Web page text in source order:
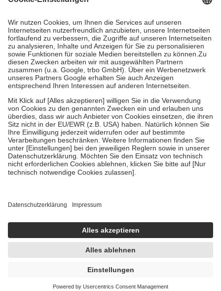
Kosten dafür, der Versicherte trägt einen Teil davon als Zuzahlung
Grundsätzlich leisten Mitglieder Zuzahlungen in Höhe von zehn
Prozent des Abgabepreises,mindestens jedochfünf Euround
höchstens zehn Euro.Es sind jedoch nie mehr als die tatsächlichen
Kosten der Leistung zu entrichten.
Diese Regeln gelten grundsätzlich auch für Online-Apotheken.
Bei Heilmitteln und häuslicher Krankenpflege beträgt die
Zuzahlung zehn Prozent der Kosten sowie zehn Euro je
Verordnung.
Um das Engagement der Versicherten für ihre eigene Gesundheit zu
stärken und die besondere Stellung der Familie zu unterstützen,
fallenkeine Zuzahlungenan bei:
• Kindern und Jugendlichen bis zum vollendeten 18. Lebensjahr
mit Ausnahme der Fahrkosten
• Untersuchungen zur Vorsorge und Früherkennung, die von der
GKV getragen werden
Einholung von Bewertungen. Trusted Shops hat Maßnahmen
getroffen, um sicherzustellen, dass es sich um echte Bewertungen
handelt. Mehr Informationen findest du hier:
https://help.etrusted.com/hc/de/articles/4419944605341